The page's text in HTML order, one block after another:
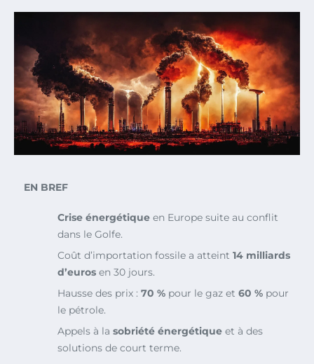
EN BREF
Crise énergétique en Europe suite au conflit
dans le Golfe.
Coût d’importation fossile a atteint 14 milliards
d’euros en 30 jours.
Hausse des prix : 70 % pour le gaz et 60 % pour
le pétrole.
Appels à la sobriété énergétique et à des
solutions de court terme.